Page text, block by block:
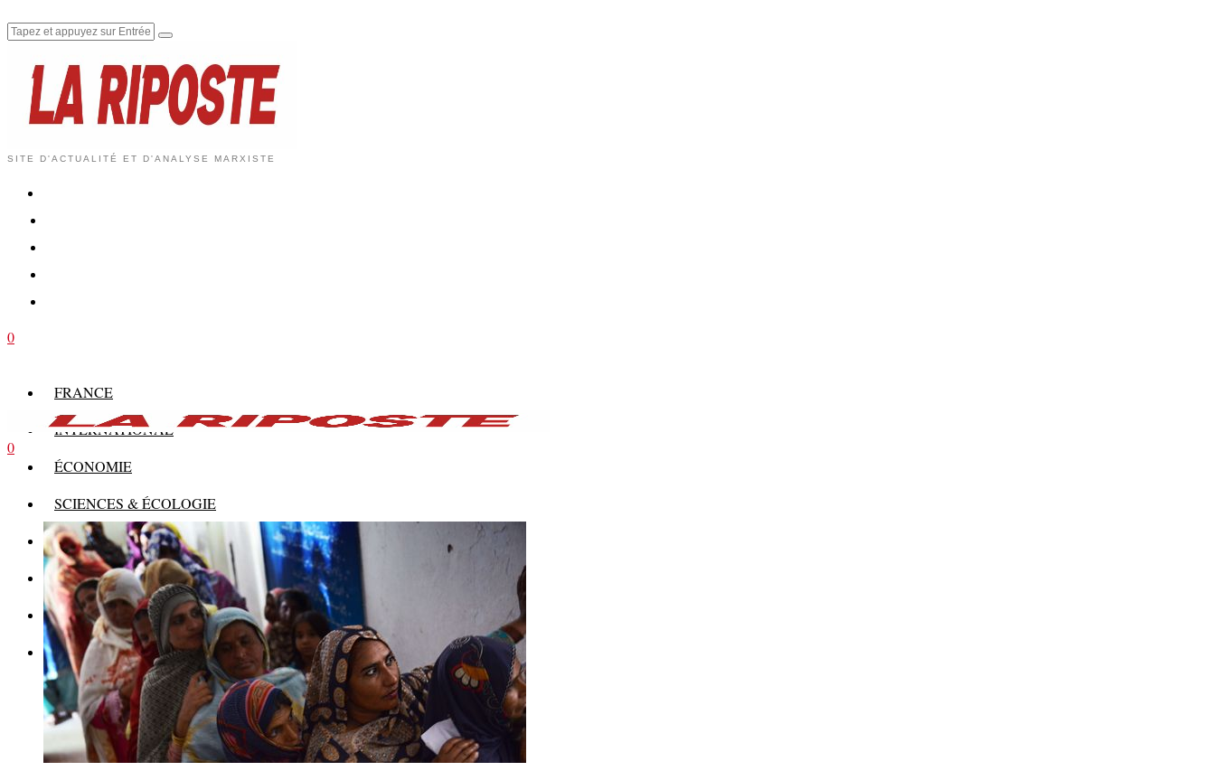
SITE D'ACTUALITÉ ET D'ANALYSE MARXISTE
0
FRANCE
INTERNATIONAL
ÉCONOMIE
SCIENCES & ÉCOLOGIE
HISTOIRE
THÉORIE
CULTURE
MULTIMÉDIAS
0